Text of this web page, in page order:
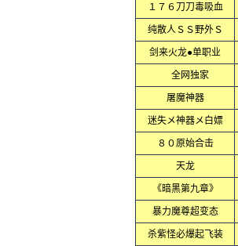
１７６刀刀毒吸血
纯散人ＳＳ野外Ｓ
剑来火龙●单职业
全网独家
屠魔神器
迷失メ神器メ白嫖
８０原始合击
天龙
《暗黑第九章》
暴力魔尊超变态
杀紫怪必爆起飞装